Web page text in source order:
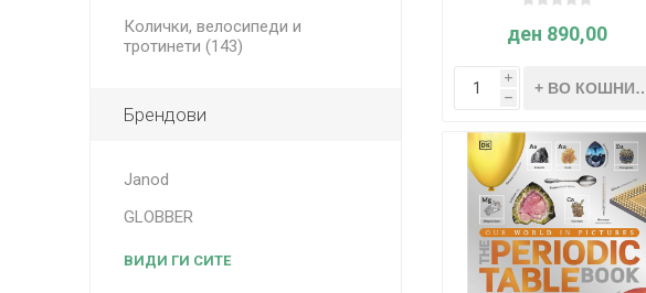
ден 890,00
i
h
Колички, велосипеди и
тротинети (143)
Брендови
Janod
GLOBBER
ВИДИ ГИ СИТЕ